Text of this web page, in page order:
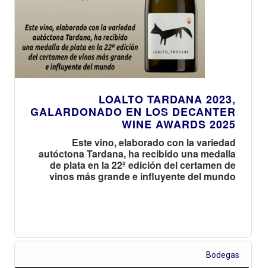
LOALTO TARDANA 2023,
GALARDONADO EN LOS DECANTER
WINE AWARDS 2025
Este vino, elaborado con la variedad
autóctona Tardana, ha recibido una medalla
de plata en la 22ª edición del certamen de
vinos más grande e influyente del mundo
Bodegas